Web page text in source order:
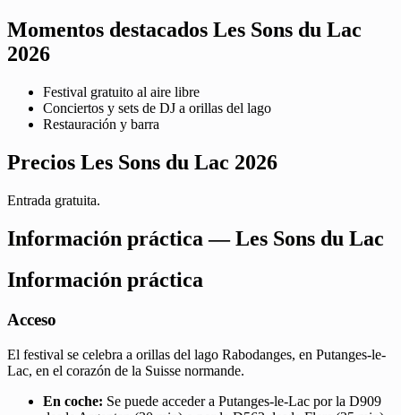
Momentos destacados Les Sons du Lac
2026
Festival gratuito al aire libre
Conciertos y sets de DJ a orillas del lago
Restauración y barra
Precios Les Sons du Lac 2026
Entrada gratuita.
Información práctica — Les Sons du Lac
Información práctica
Acceso
El festival se celebra a orillas del lago Rabodanges, en Putanges-le-
Lac, en el corazón de la Suisse normande.
En coche: Se puede acceder a Putanges-le-Lac por la D909